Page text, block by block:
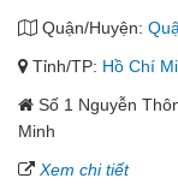
Quận/Huyện:
Tỉnh/TP: Hồ Chí
Số 1 Nguyễn
Minh
Xem chi tiết